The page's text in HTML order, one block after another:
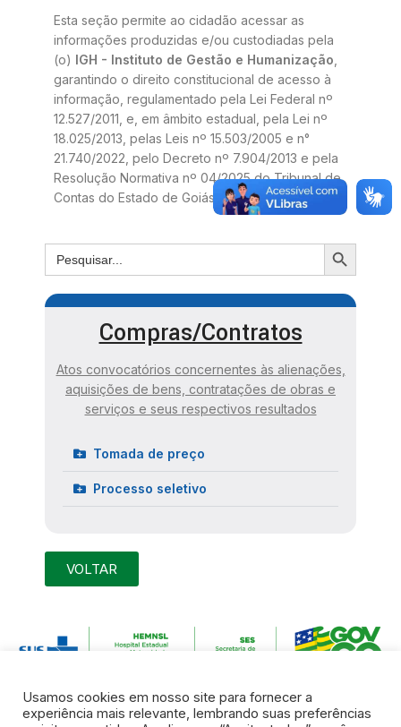
Esta seção permite ao cidadão acessar as
informações produzidas e/ou custodiadas pela
(o) IGH - Instituto de Gestão e Humanização
garantindo o direito constitucional de acesso à
informação, regulamentado pela Lei Federal nº
12.527/2011, e, em âmbito estadual, pela Lei nº
18.025/2013, pelas Leis nº 15.503/2005 e n°
21.740/2022, pelo Decreto nº 7.904/2013 e pela
Resolução Normativa nº 04/2025 do Tribunal de
Contas do Estado de Goiás.
Compras/Contratos
Atos convocatórios concernentes às alienações,
aquisições de bens, contratações de obras e
serviços e seus respectivos resultados
Tomada de preço
Processo seletivo
VOLTAR
Usamos cookies em nosso site para fornecer a
experiência mais relevante, lembrando suas preferências